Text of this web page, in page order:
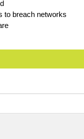
to breach networks